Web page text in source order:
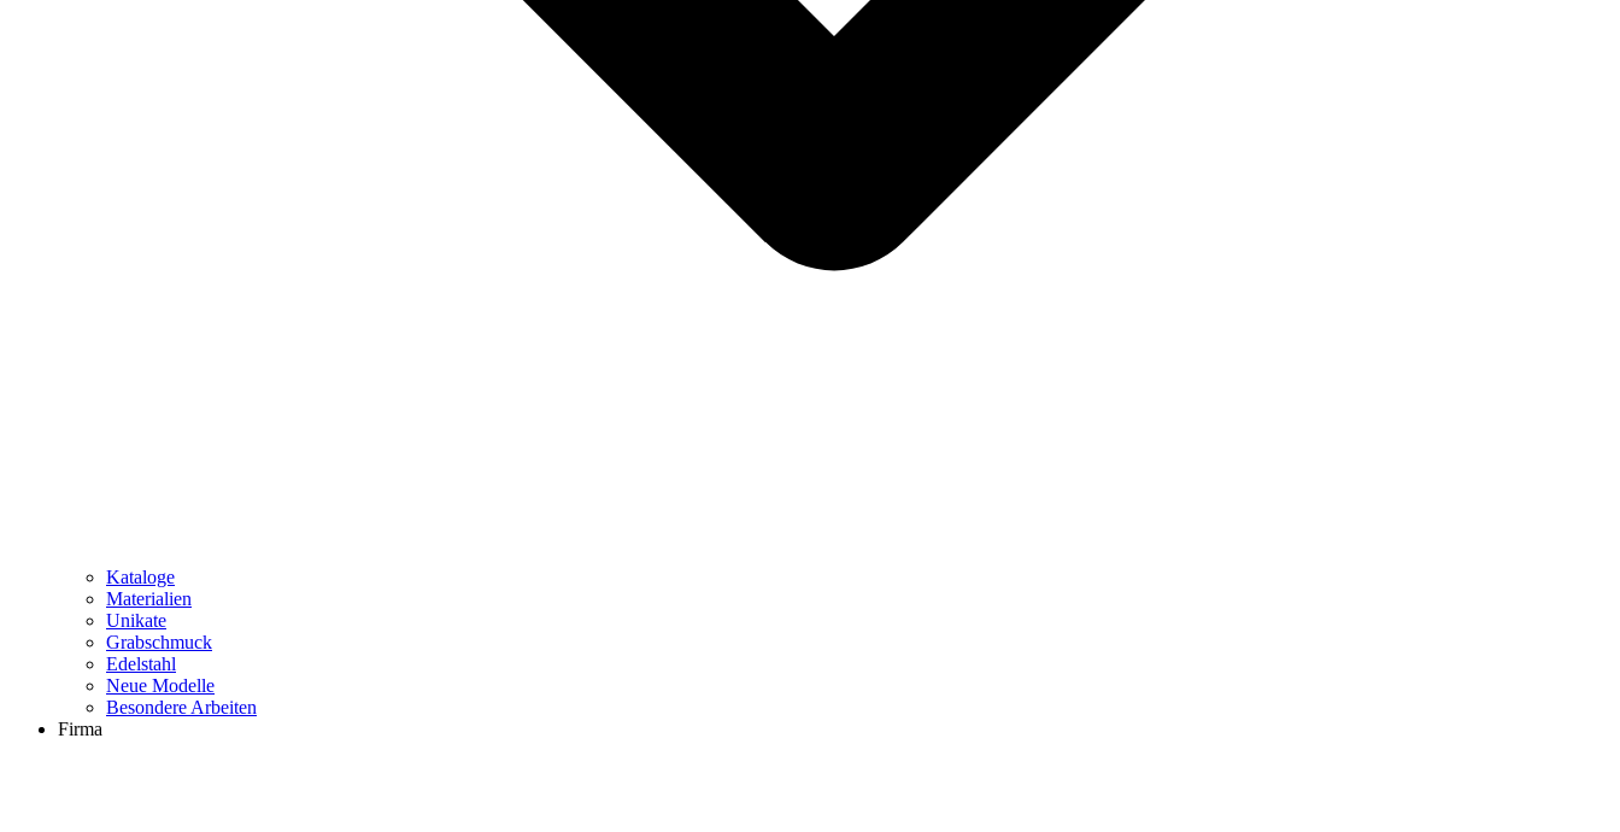
Kataloge
Materialien
Unikate
Grabschmuck
Edelstahl
Neue Modelle
Besondere Arbeiten
Firma